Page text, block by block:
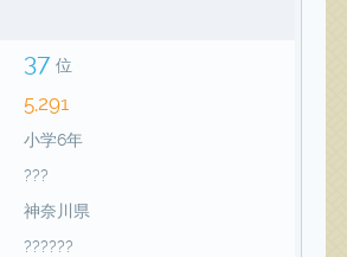
37 位
5,291
小学6年
???
神奈川県
??????